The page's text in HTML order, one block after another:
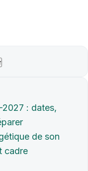
: dates,
de son
cadre